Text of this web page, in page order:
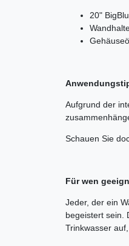
20"
Aufgrund der
Schauen Sie
Für wen
Jeder, der ein
begeistert sein.
Trinkwasser